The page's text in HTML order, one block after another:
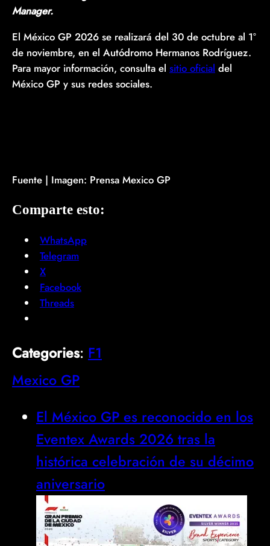
Manager.
El México GP 2026 se realizará del 30 de octubre al 1°
de noviembre, en el Autódromo Hermanos Rodríguez.
Para mayor información, consulta el sitio oficial del
México GP y sus redes sociales.
Fuente | Imagen: Prensa Mexico GP
Comparte esto:
WhatsApp
Telegram
X
Facebook
Threads
Categories: F1
Mexico GP
El México GP es reconocido en los
Eventex Awards 2026 tras la
histórica celebración de su décimo
aniversario